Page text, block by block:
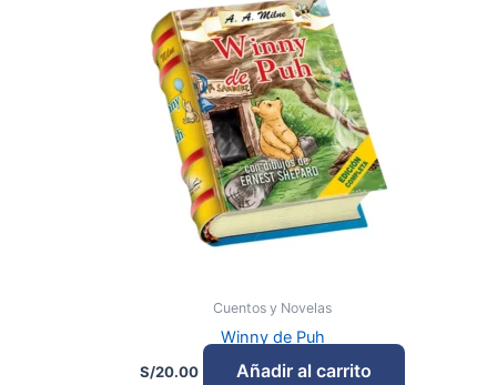
Cuentos y Novelas
Winny de Puh
S/20.00 Añadir al carrito